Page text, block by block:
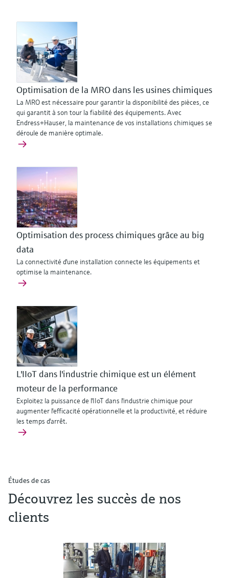
Optimisation de la MRO dans les usines chimiques
La MRO est nécessaire pour garantir la disponibilité des pièces, ce
qui garantit à son tour la fiabilité des équipements. Avec
Endress+Hauser, la maintenance de vos installations chimiques se
déroule de manière optimale.
Optimisation des process chimiques grâce au big
data
La connectivité d'une installation connecte les équipements et
optimise la maintenance.
L'IIoT dans l'industrie chimique est un élément
moteur de la performance
Exploitez la puissance de l'IIoT dans l'industrie chimique pour
augmenter l'efficacité opérationnelle et la productivité, et réduire
les temps d'arrêt.
Études de cas
Découvrez les succès de nos
clients